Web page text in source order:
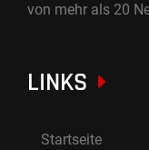
von mehr als 20
LINKS
Startseite